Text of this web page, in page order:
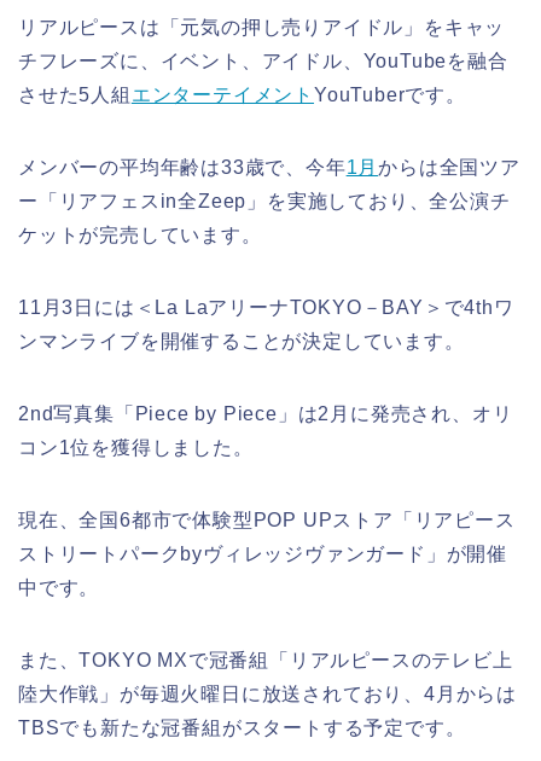
リアルピースは「元気の押し売りアイドル」をキャッ
チフレーズに、イベント、アイドル、YouTubeを融合
させた5人組 エンターテイメントYouTuberです。
メンバーの平均年齢は33歳で、今年1月からは全国ツア
ー「リアフェスin全Zeep」を実施しており、全公演チ
ケットが完売しています。
11月3日には＜La LaアリーナTOKYO－BAY＞で4thワ
ンマンライブを開催することが決定しています。
2nd写真集「Piece by Piece」は2月に発売され、オリ
コン1位を獲得しました。
現在、全国6都市で体験型POP UPストア「リアピース
ストリートパークbyヴィレッジヴァンガード」が開催
中です。
また、TOKYO MXで冠番組「リアルピースのテレビ上
陸大作戦」が毎週火曜日に放送されており、4月からは
TBSでも新たな冠番組がスタートする予定です。